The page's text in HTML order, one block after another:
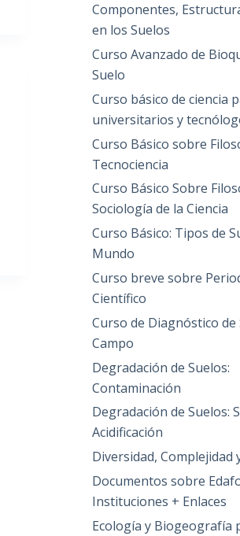
Componentes,
en los Suelos
Curso Avanzado de
Suelo
Curso básico de ciencia
universitarios y
Curso Básico sobre
Tecnociencia
Curso Básico Sobre
Sociología de la Ciencia
Curso Básico: Tipos de
Mundo
Curso breve sobre
Científico
Curso de Diagnóstico de
Campo
Degradación de Suelos:
Contaminación
Degradación de Suelos:
Acidificación
Diversidad, Complejidad
Documentos sobre
Instituciones + Enlaces
Ecología y Biogeografía